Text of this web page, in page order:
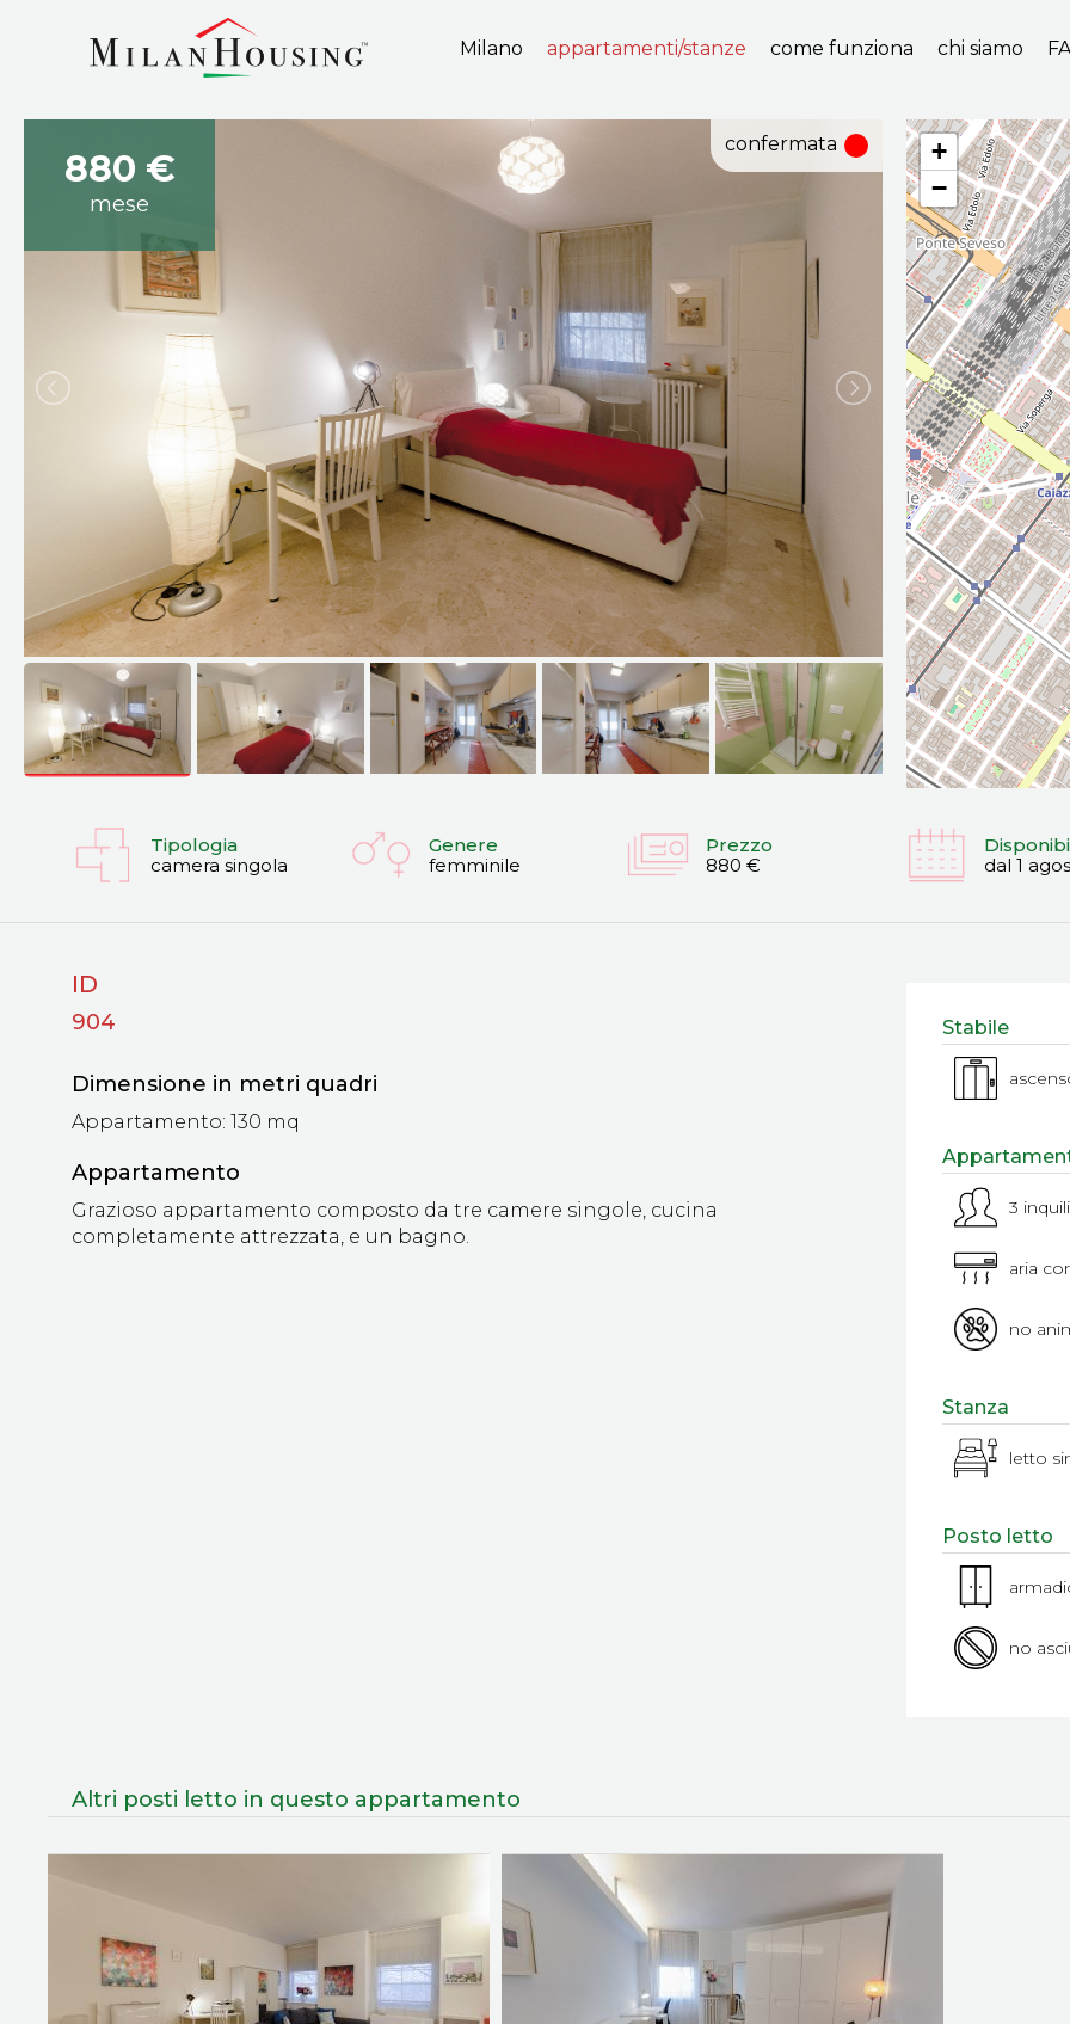
Milano appartamenti/stanze come funziona chi siamo
confermata
880 €
mese
+
−
Tipologia
camera singola
Genere
femminile
Prezzo
880 €
dal 1
ID
904
Dimensione in metri quadri
Appartamento: 130 mq
Appartamento
Grazioso appartamento composto da tre camere singole, cucina
completamente attrezzata, e un bagno.
Stabile
3
aria
no
Stanza
letto
Posto letto
no
Altri posti letto in questo appartamento